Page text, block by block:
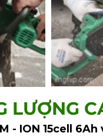
- ION 15cell
LƯỢNG